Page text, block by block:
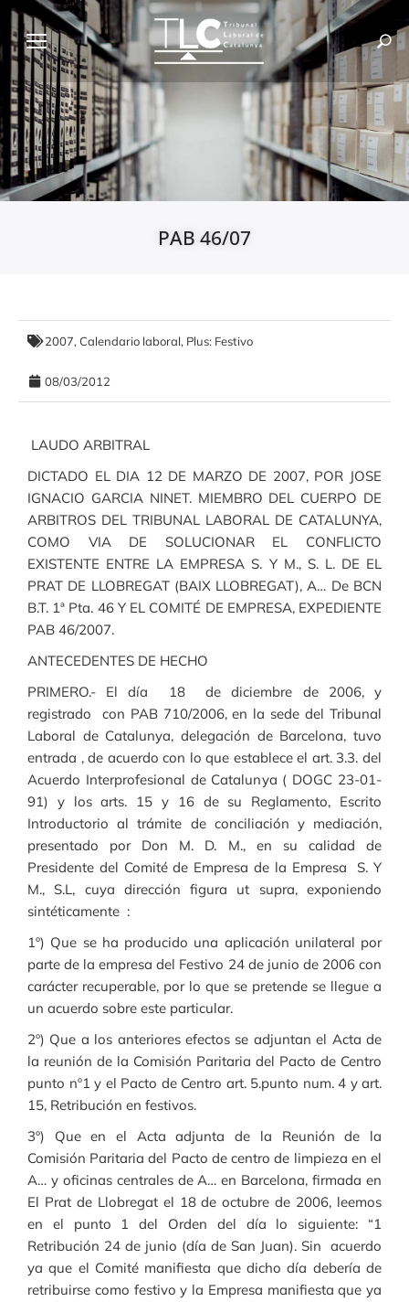
PAB 46/07
2007, Calendario laboral, Plus: Festivo
08/03/2012
LAUDO ARBITRAL
DICTADO EL DIA 12 DE MARZO DE 2007, POR JOSE
IGNACIO GARCIA NINET. MIEMBRO DEL CUERPO DE
ARBITROS DEL TRIBUNAL LABORAL DE CATALUNYA,
COMO VIA DE SOLUCIONAR EL CONFLICTO
EXISTENTE ENTRE LA EMPRESA S. Y M., S. L. DE EL
PRAT DE LLOBREGAT (BAIX LLOBREGAT), A… De BCN
B.T. 1ª Pta. 46 Y EL COMITÉ DE EMPRESA, EXPEDIENTE
PAB 46/2007.
ANTECEDENTES DE HECHO
PRIMERO.- El día 18 de diciembre de 2006, y
registrado con PAB 710/2006, en la sede del Tribunal
Laboral de Catalunya, delegación de Barcelona, tuvo
entrada , de acuerdo con lo que establece el art. 3.3. del
Acuerdo Interprofesional de Catalunya ( DOGC 23-01-
91) y los arts. 15 y 16 de su Reglamento, Escrito
Introductorio al trámite de conciliación y mediación,
presentado por Don M. D. M., en su calidad de
Presidente del Comité de Empresa de la Empresa S. Y
M., S.L, cuya dirección figura ut supra, exponiendo
sintéticamente :
1º) Que se ha producido una aplicación unilateral por
parte de la empresa del Festivo 24 de junio de 2006 con
carácter recuperable, por lo que se pretende se llegue a
un acuerdo sobre este particular.
2º) Que a los anteriores efectos se adjuntan el Acta de
la reunión de la Comisión Paritaria del Pacto de Centro
punto nº1 y el Pacto de Centro art. 5.punto num. 4 y art.
15, Retribución en festivos.
3º) Que en el Acta adjunta de la Reunión de la
Comisión Paritaria del Pacto de centro de limpieza en el
A… y oficinas centrales de A… en Barcelona, firmada en
El Prat de Llobregat el 18 de octubre de 2006, leemos
en el punto 1 del Orden del día lo siguiente: “1
Retribución 24 de junio (día de San Juan). Sin acuerdo
ya que el Comité manifiesta que dicho día debería de
retribuirse como festivo y la Empresa manifiesta que ya